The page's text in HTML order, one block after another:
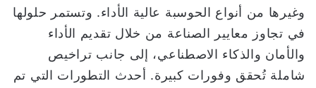
وغيرها من أنواع الحوسبة عالية الأداء. وتستمر حلولها
في تجاوز معايير الصناعة من خلال تقديم الأداء
والأمان والذكاء الاصطناعي، إلى جانب تراخيص
شاملة تُحقق وفورات كبيرة. أحدث التطورات التي تم